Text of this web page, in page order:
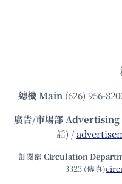
總機Main (626) 956-
廣告/市場部
話) /
訂閱部 Circulation
3323 (傳真)